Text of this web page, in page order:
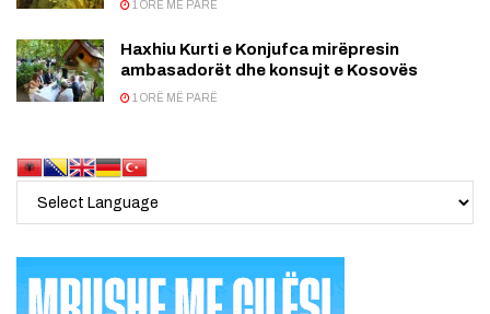
1 ORË MË PARË
Haxhiu Kurti e Konjufca mirëpresin
ambasadorët dhe konsujt e Kosovës
1 ORË MË PARË